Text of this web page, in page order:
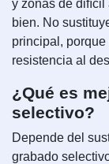
y zonas de difícil
bien. No
principal,
resistencia al
¿Qué es
selectivo?
Depende del
grabado